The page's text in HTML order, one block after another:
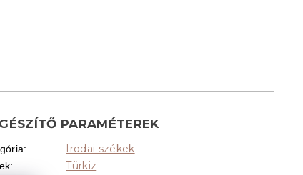
PARAMÉTEREK
: Irodai székek
: Türkiz